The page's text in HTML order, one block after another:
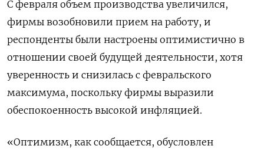
С февраля объем производства увеличился,
фирмы возобновили прием на работу, и
респонденты были настроены оптимистично в
отношении своей будущей деятельности, хотя
уверенность и снизилась с февральского
максимума, поскольку фирмы выразили
обеспокоенность высокой инфляцией.
«Оптимизм, как сообщается, обусловлен